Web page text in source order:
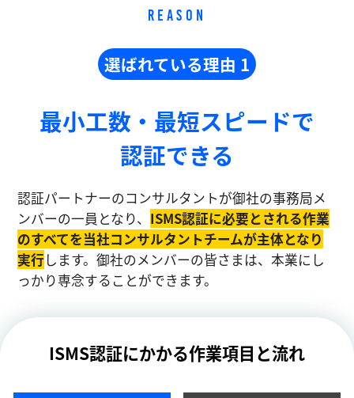
REASON
選ばれている理由 1
最小工数・最短スピードで
認証できる
認証パートナーのコンサルタントが御社の事務局メ
ンバーの一員となり、 ISMS認証に必要とされる作業
のすべてを当社コンサルタントチームが主体となり
実⾏ します。御社のメンバーの皆さまは、本業にし
っかり専念することができます。
ISMS認証にかかる作業項目と流れ